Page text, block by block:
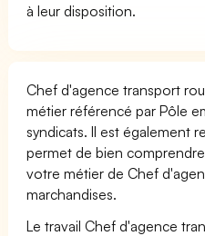
à leur disposition.
Chef d'agence transport
métier référencé par Pôle
syndicats. Il est également
permet de bien
votre métier de Chef
marchandises.
Le travail Chef d'agence